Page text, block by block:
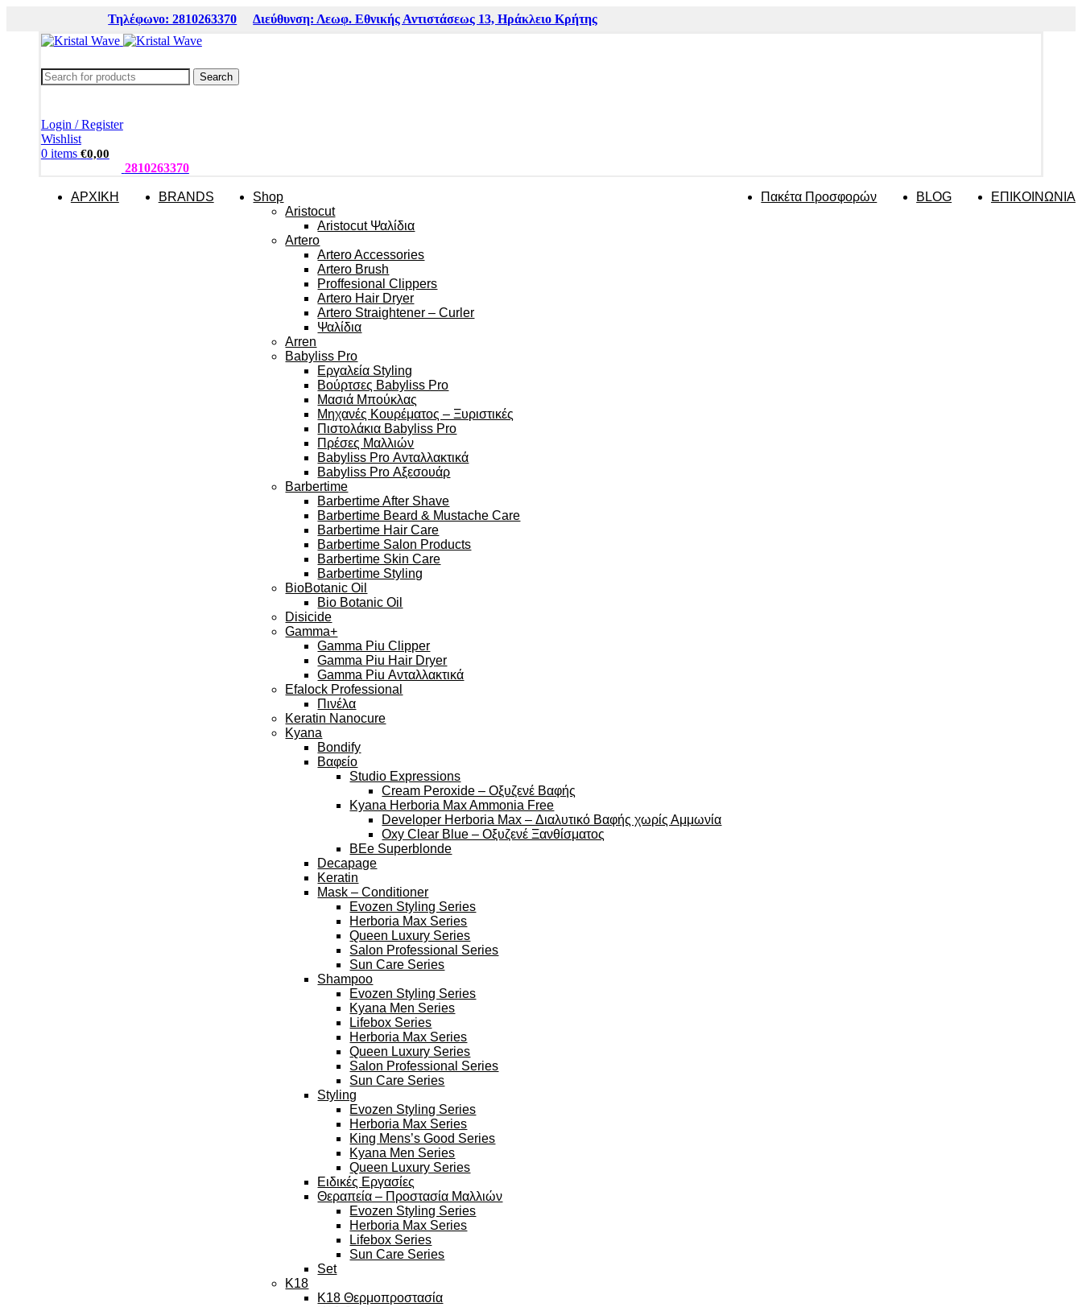
Τηλέφωνο: 2810263370 Διεύθυνση: Λεωφ. Εθνικής Αντιστάσεως 13, Ηράκλειο Κρήτης
Search
Login / Register
Wishlist
0 items €0,00
2810263370
ΑΡΧΙΚΗ BRANDS
Shop
Aristocut
Aristocut Ψαλίδια
Artero
Artero Accessories
Artero Brush
Proffesional Clippers
Artero Hair Dryer
Artero Straightener – Curler
Ψαλίδια
Arren
Babyliss Pro
Εργαλεία Styling
Βούρτσες Babyliss Pro
Μασιά Μπούκλας
Μηχανές Κουρέματος – Ξυριστικές
Πιστολάκια Babyliss Pro
Πρέσες Μαλλιών
Babyliss Pro Ανταλλακτικά
Babyliss Pro Αξεσουάρ
Barbertime
Barbertime After Shave
Barbertime Beard & Mustache Care
Barbertime Hair Care
Barbertime Salon Products
Barbertime Skin Care
Barbertime Styling
BioBotanic Oil
Bio Botanic Oil
Disicide
Gamma+
Gamma Piu Clipper
Gamma Piu Hair Dryer
Gamma Piu Ανταλλακτικά
Efalock Professional
Πινέλα
Keratin Nanocure
Kyana
Bondify
Βαφείο
Studio Expressions
Cream Peroxide – Οξυζενέ Βαφής
Kyana Herboria Max Ammonia Free
Developer Herboria Max – Διαλυτικό Βαφής χωρίς Αμμωνία
Oxy Clear Blue – Οξυζενέ Ξανθίσματος
BEe Superblonde
Decapage
Keratin
Mask – Conditioner
Evozen Styling Series
Herboria Max Series
Queen Luxury Series
Salon Professional Series
Sun Care Series
Shampoo
Evozen Styling Series
Kyana Men Series
Lifebox Series
Herboria Max Series
Queen Luxury Series
Salon Professional Series
Sun Care Series
Styling
Evozen Styling Series
Herboria Max Series
King Mens’s Good Series
Kyana Men Series
Queen Luxury Series
Ειδικές Εργασίες
Θεραπεία – Προστασία Μαλλιών
Evozen Styling Series
Herboria Max Series
Lifebox Series
Sun Care Series
Set
K18
K18 Θερμοπροστασία
Πακέτα Προσφορών BLOG ΕΠΙΚΟΙΝΩΝΙΑ